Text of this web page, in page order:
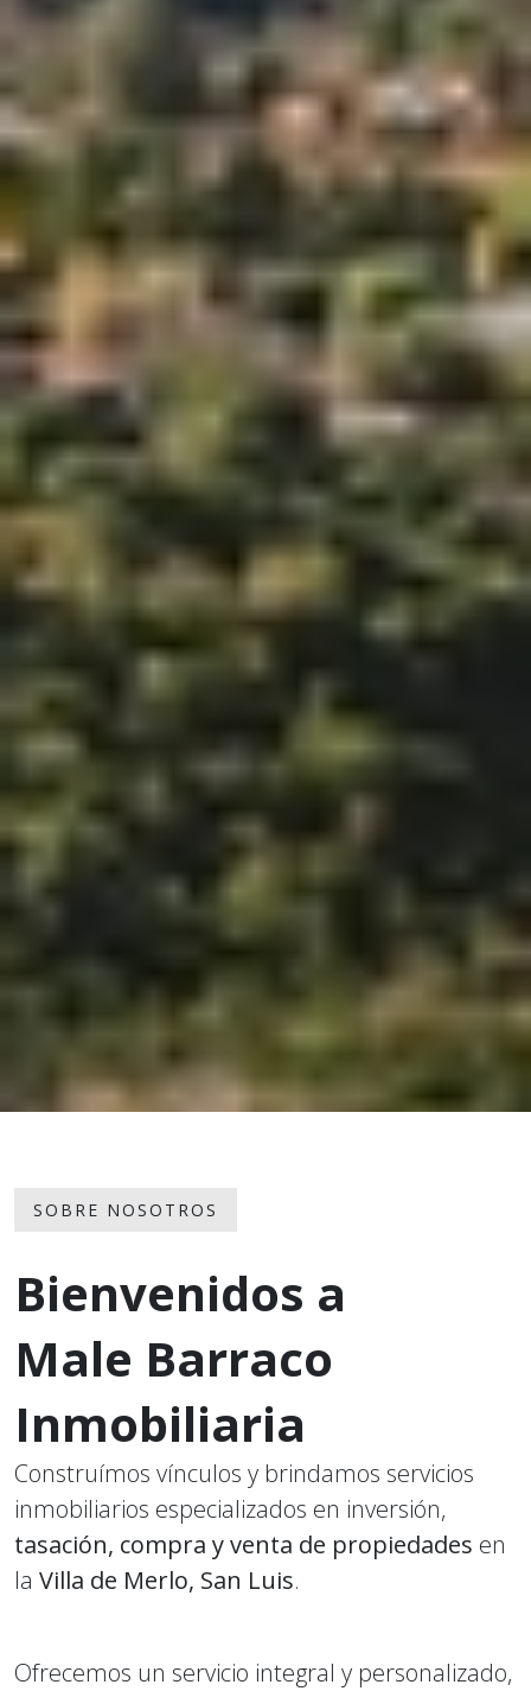
SOBRE NOSOTROS
Bienvenidos a
Male Barraco
Inmobiliaria
Construímos vínculos y brindamos servicios
inmobiliarios especializados en inversión,
tasación, compra y venta de propiedades en
la Villa de Merlo, San Luis.
Ofrecemos un servicio integral y personalizado,